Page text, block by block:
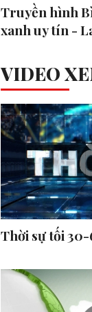
Truyền hình
xanh uy tín -
VIDEO
Thời sự tối 30-